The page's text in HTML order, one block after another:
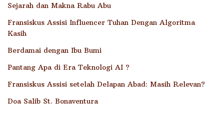
Sejarah dan Makna Rabu Abu
Fransiskus Assisi Influencer Tuhan Dengan Algoritma
Kasih
Berdamai dengan Ibu Bumi
Pantang Apa di Era Teknologi AI ?
Fransiskus Assisi setelah Delapan Abad: Masih Relevan?
Doa Salib St. Bonaventura